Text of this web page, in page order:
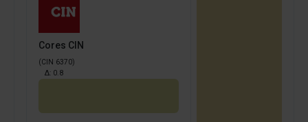
Cores CIN
(CIN 6370)
Δ: 0.8